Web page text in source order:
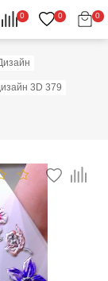
0 0 0
3D 379